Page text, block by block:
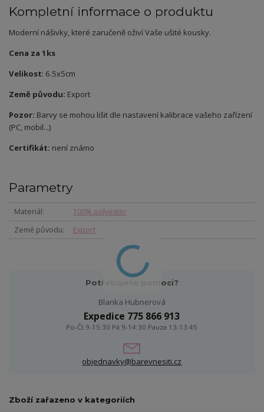
Kompletní informace o produktu
Moderní nášivky, které zaručeně oživí Vaše ušité kousky.
Cena za 1ks
Velikost: 6.5x5cm
Země původu: Export
Pozor: Barvy se mohou lišit dle nastavení kalibrace vašeho zařízení
(PC, mobil...)
Certifikát: není známo
Parametry
Materiál
100% polyester
Země původu
Export
Potřebujete pomoci?
Blanka Hubnerová
Expedice 775 866 913
Po-Čt 9-15:30 Pá 9-14:30 Pauza 13-13:45
objednavky@barevnesiti.cz
Zboží zařazeno v kategoriích